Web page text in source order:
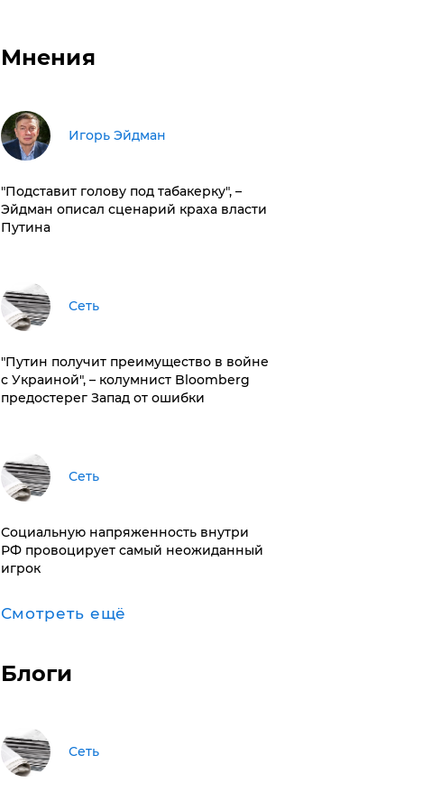
Мнения
Игорь Эйдман
​"Подставит голову под табакерку", –
Эйдман описал сценарий краха власти
Путина
Сеть
"Путин получит преимущество в войне
с Украиной", – колумнист Bloomberg
предостерег Запад от ошибки
Сеть
Социальную напряженность внутри
РФ провоцирует самый неожиданный
игрок
Смотреть ещё
Блоги
Сеть